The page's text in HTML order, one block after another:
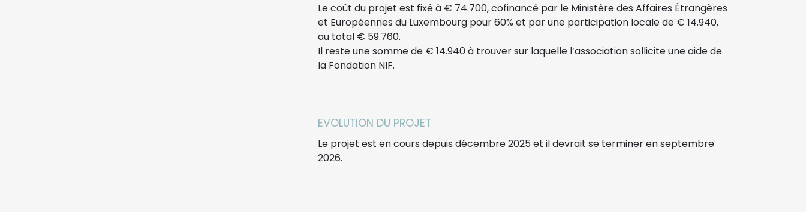
Le coût du projet est fixé à € 74.700, cofinancé par le Ministère des Affaires Étrangères
et Européennes du Luxembourg pour 60% et par une participation locale de € 14.940,
au total € 59.760.
Il reste une somme de € 14.940 à trouver sur laquelle l’association sollicite une aide de
la Fondation NIF.
EVOLUTION DU PROJET
Le projet est en cours depuis décembre 2025 et il devrait se terminer en septembre
2026.